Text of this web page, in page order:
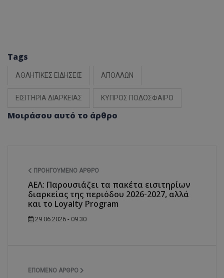
Tags
ΑΘΛΗΤΙΚΕΣ ΕΙΔΗΣΕΙΣ ΑΠΟΛΛΩΝ
ΕΙΣΙΤΗΡΙΑ ΔΙΑΡΚΕΙΑΣ ΚΥΠΡΟΣ ΠΟΔΟΣΦΑΙΡΟ
Μοιράσου αυτό το άρθρο
ΠΡΟΗΓΟΎΜΕΝΟ ΆΡΘΡΟ
ΑΕΛ: Παρουσιάζει τα πακέτα εισιτηρίων
διαρκείας της περιόδου 2026-2027, αλλά
και το Loyalty Program
29.06.2026 - 09:30
ΕΠΌΜΕΝΟ ΆΡΘΡΟ